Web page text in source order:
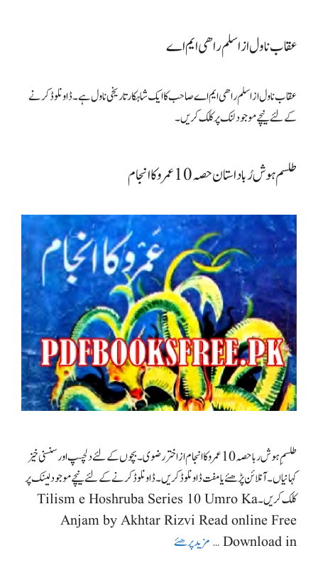
عقاب ناول از اسلم راھی ایم اے
عقاب ناول از اسلم راھی ایم اے صاحب کا ایک شاہکار تاریخی ناول ہے۔ ڈاونلوڈ کرنے
کے لئے نیچے موجود لنک پر کلک کریں۔
طلسم ہوش رُبا داستان حصہ 10 عمرو کا انجام
طلسمِ ہوش ربا حصہ10 عمرو کا انجام از اختر رضوی۔ بچوں کے لئے دلچسپ اور سنسنی خیز
کہانیاں۔ آنلائن پڑھئے یا مفت ڈاونلوڈ کریں۔ ڈاونلوڈ کرنے کے لئے نیچے موجود لینک پر
کلک کریں۔ Tilism e Hoshruba Series 10 Umro Ka
Anjam by Akhtar Rizvi Read online Free
Download in …
مزید پرھئے